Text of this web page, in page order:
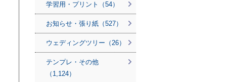
学習用・プリント（54）
お知らせ・張り紙（527）
ウェディングツリー（26）
テンプレ・その他
（1,124）